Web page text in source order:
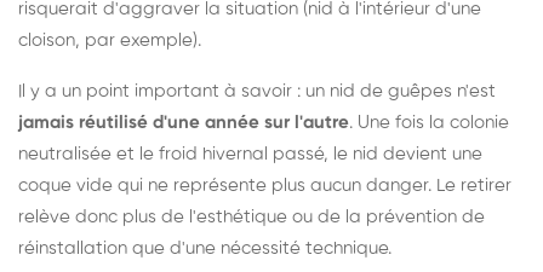
risquerait d'aggraver la situation (nid à l'intérieur d'une
cloison, par exemple).
Il y a un point important à savoir : un nid de guêpes n'est
jamais réutilisé d'une année sur l'autre. Une fois la colonie
neutralisée et le froid hivernal passé, le nid devient une
coque vide qui ne représente plus aucun danger. Le retirer
relève donc plus de l'esthétique ou de la prévention de
réinstallation que d'une nécessité technique.